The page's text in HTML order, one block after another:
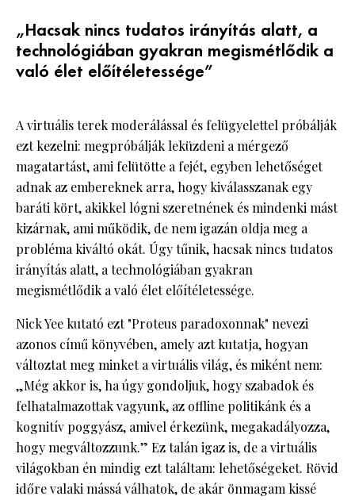
„Hacsak nincs tudatos irányítás alatt, a
technológiában gyakran megismétlődik a
való élet előítéletessége”
A virtuális terek moderálással és felügyelettel próbálják
ezt kezelni: megpróbálják leküzdeni a mérgező
magatartást, ami felütötte a fejét, egyben lehetőséget
adnak az embereknek arra, hogy kiválasszanak egy
baráti kört, akikkel lógni szeretnének és mindenki mást
kizárnak, ami működik, de nem igazán oldja meg a
probléma kiváltó okát. Úgy tűnik, hacsak nincs tudatos
irányítás alatt, a technológiában gyakran
megismétlődik a való élet előítéletessége.
Nick Yee kutató ezt "Proteus paradoxonnak" nevezi
azonos című könyvében, amely azt kutatja, hogyan
változtat meg minket a virtuális világ, és miként nem:
„Még akkor is, ha úgy gondoljuk, hogy szabadok és
felhatalmazottak vagyunk, az offline politikánk és a
kognitív poggyász, amivel érkezünk, megakadályozza,
hogy megváltozzunk.” Ez talán igaz is, de a virtuális
világokban én mindig ezt találtam: lehetőségeket. Rövid
időre valaki mássá válhatok, de akár önmagam kissé